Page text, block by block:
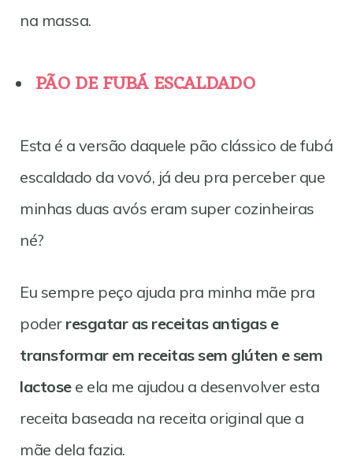
na massa.
PÃO DE FUBÁ ESCALDADO
Esta é a versão daquele pão clássico de fubá
escaldado da vovó, já deu pra perceber que
minhas duas avós eram super cozinheiras
né?
Eu sempre peço ajuda pra minha mãe pra
poder resgatar as receitas antigas e
transformar em receitas sem glúten e sem
lactosee ela me ajudou a desenvolver esta
receita baseada na receita original que a
mãe dela fazia.